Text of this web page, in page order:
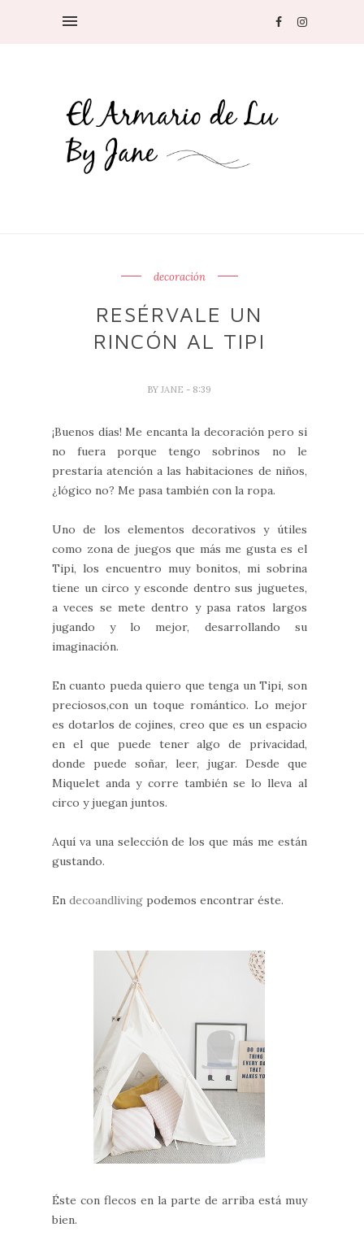
decoración
RESÉRVALE UN
RINCÓN AL TIPI
BYJANE - 8:39
¡Buenos días! Me encanta la decoración pero si
no fuera porque tengo sobrinos no le
prestaría atención a las habitaciones de niños,
¿lógico no? Me pasa también con la ropa.
Uno de los elementos decorativos y útiles
como zona de juegos que más me gusta es el
Tipi, los encuentro muy bonitos, mi sobrina
tiene un circo y esconde dentro sus juguetes,
a veces se mete dentro y pasa ratos largos
jugando y lo mejor, desarrollando su
imaginación.
En cuanto pueda quiero que tenga un Tipi, son
preciosos,con un toque romántico. Lo mejor
es dotarlos de cojines, creo que es un espacio
en el que puede tener algo de privacidad,
donde puede soñar, leer, jugar. Desde que
Miquelet anda y corre también se lo lleva al
circo y juegan juntos.
Aquí va una selección de los que más me están
gustando.
En decoandliving podemos encontrar éste.
Éste con flecos en la parte de arriba está muy
bien.